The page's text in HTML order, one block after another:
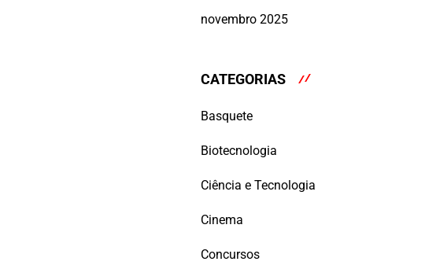
novembro 2025
CATEGORIAS
Basquete
Biotecnologia
Ciência e Tecnologia
Cinema
Concursos